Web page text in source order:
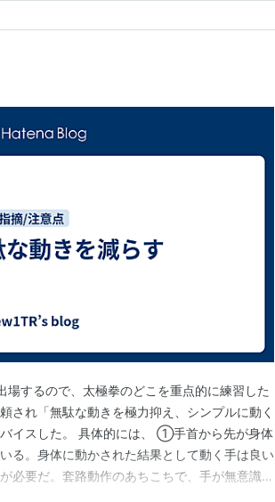
するので、太極拳のどこを重点的に練習した
され「無駄な動きを極力抑え、シンプルに動く
イスした。 具体的には、 ①手首から先が身体
る。身体に動かされた結果として動く手は良い
必要だ。套路動作のあちこちで、手が無意識の